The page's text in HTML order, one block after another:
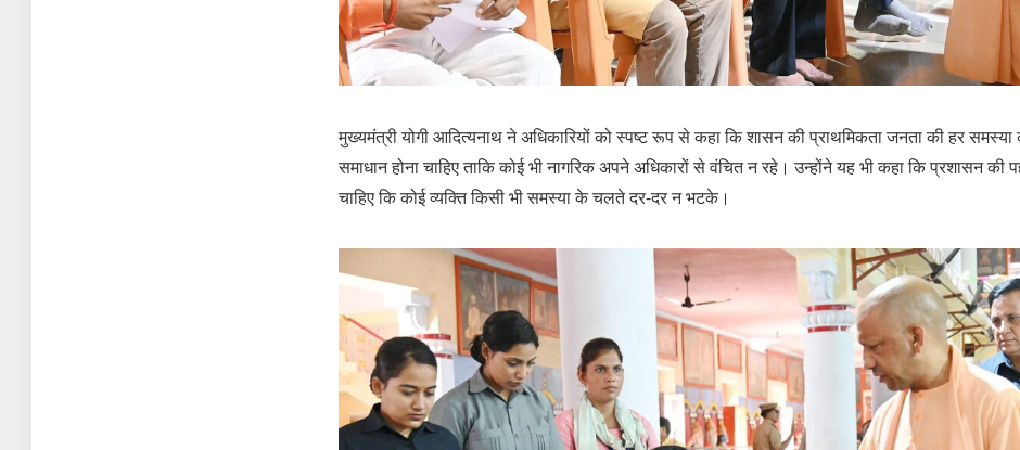
मुख्यमंत्री योगी आदित्यनाथ ने अधिकारियों को स्पष्ट रूप से कहा कि शासन की प्राथमिकता जनता की हर
समाधान होना चाहिए ताकि कोई भी नागरिक अपने अधिकारों से वंचित न रहे। उन्होंने यह भी कहा कि प्रशासन की
चाहिए कि कोई व्यक्ति किसी भी समस्या के चलते दर-दर न भटके।